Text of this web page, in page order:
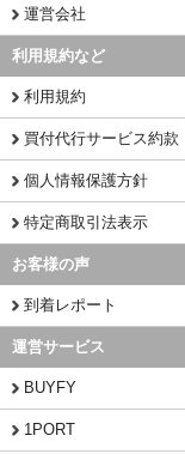
運営会社
利用規約など
利用規約
買付代行サービス約款
個人情報保護方針
特定商取引法表示
お客様の声
到着レポート
運営サービス
BUYFY
1PORT